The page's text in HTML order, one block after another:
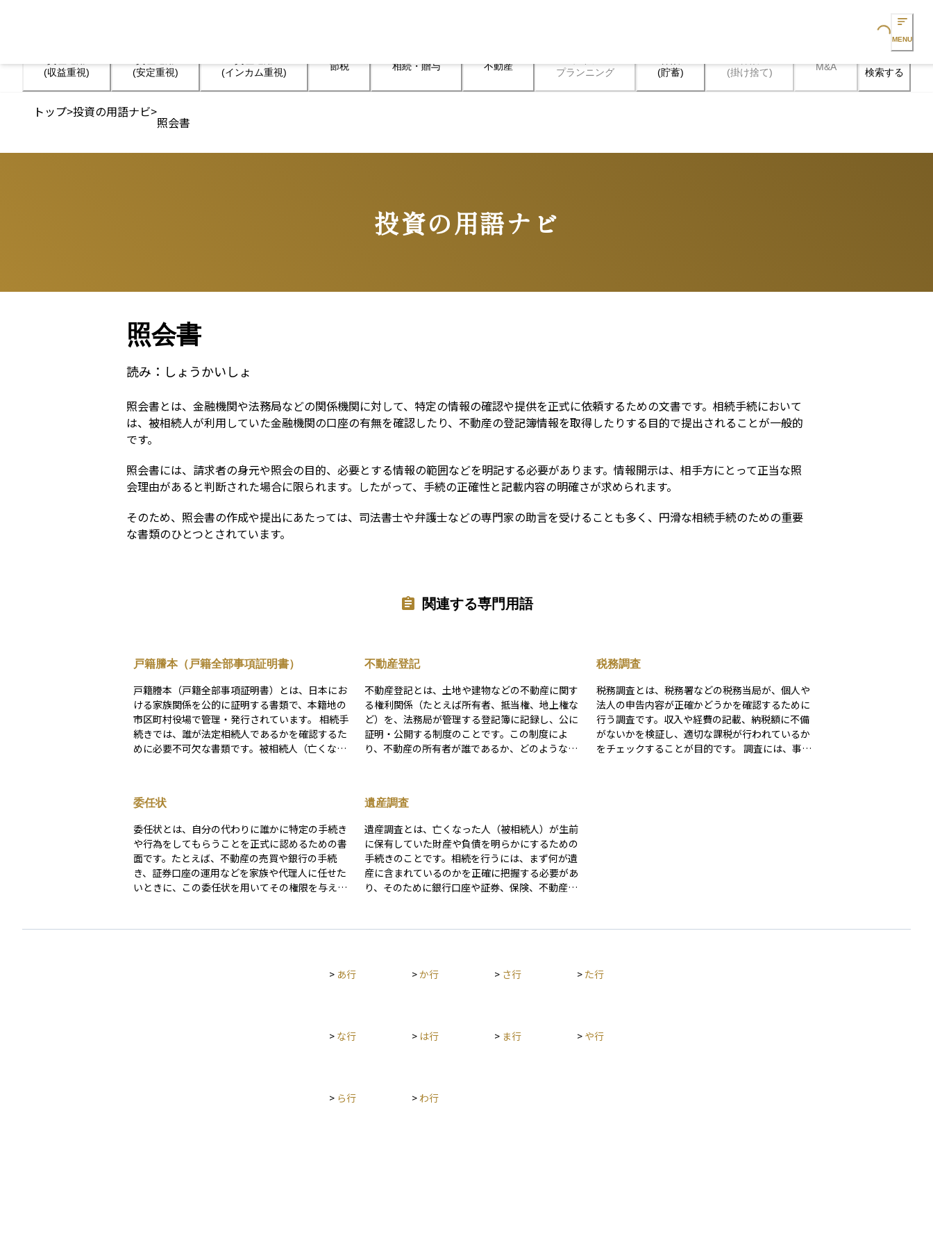
Loading...
MENU
(収益重視)
(安定重視)
(インカム重視)
節税 相続・贈与 不動産
プランニング
(貯蓄)
(掛け捨て)
M&A 検索する
トップ>投資の用語ナビ>
照会書
投資の用語ナビ
Terms
照会書
読み： しょうかいしょ
照会書とは、金融機関や法務局などの関係機関に対して、特定の情報の確認や提供を正式に依頼するための文書です。相続手続において
は、被相続人が利用していた金融機関の口座の有無を確認したり、不動産の登記簿情報を取得したりする目的で提出されることが一般的
です。
照会書には、請求者の身元や照会の目的、必要とする情報の範囲などを明記する必要があります。情報開示は、相手方にとって正当な照
会理由があると判断された場合に限られます。したがって、手続の正確性と記載内容の明確さが求められます。
そのため、照会書の作成や提出にあたっては、司法書士や弁護士などの専門家の助言を受けることも多く、円滑な相続手続のための重要
な書類のひとつとされています。
関連する専門用語
戸籍謄本（戸籍全部事項証明書）
戸籍謄本（戸籍全部事項証明書）とは、日本にお
ける家族関係を公的に証明する書類で、本籍地の
市区町村役場で管理・発行されています。 相続手
続きでは、誰が法定相続人であるかを確認するた
めに必要不可欠な書類です。被相続人（亡くなっ
の場所に分かれていることもあるため、「戸籍の
取り寄せ」は相続手続きの最初のステップとして
重要です。
不動産登記
不動産登記とは、土地や建物などの不動産に関す
る権利関係（たとえば所有者、抵当権、地上権な
ど）を、法務局が管理する登記簿に記録し、公に
証明・公開する制度のことです。この制度によ
り、不動産の所有者が誰であるか、どのような担
いないと第三者に対して権利を主張できない場合
があるため、事実上非常に重要です。たとえば不
動産を購入した際に所有権移転登記を行うこと
で、買主はその不動産の正式な権利者として法的
に保護されます。不動産登記は、権利関係を明確
にし、トラブルを未然に防ぐための重要な公的制
度です。
税務調査
税務調査とは、税務署などの税務当局が、個人や
法人の申告内容が正確かどうかを確認するために
行う調査です。収入や経費の記載、納税額に不備
がないかを検証し、適切な課税が行われているか
をチェックすることが目的です。 調査には、事前
委任状
委任状とは、自分の代わりに誰かに特定の手続き
や行為をしてもらうことを正式に認めるための書
面です。たとえば、不動産の売買や銀行の手続
き、証券口座の運用などを家族や代理人に任せた
いときに、この委任状を用いてその権限を与える
住所・押印などが記載されており、これによって
務申告などでは、高齢や病気などにより本人が直
遺産調査
遺産調査とは、亡くなった人（被相続人）が生前
に保有していた財産や負債を明らかにするための
手続きのことです。相続を行うには、まず何が遺
産に含まれているのかを正確に把握する必要があ
り、そのために銀行口座や証券、保険、不動産、
告漏れを防ぎ、遺産分割協議や相続放棄といった
調査の過程で専門家に依頼するケースも少なくあ
> あ行 >か行 > さ行 > た行
> な行 > は行 > ま行 > や行
> ら行 > わ行